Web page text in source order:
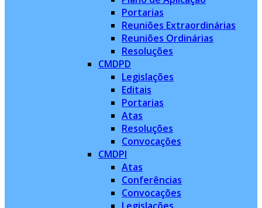
Portarias
Reuniões Extraordinárias
Reuniões Ordinárias
Resoluções
CMDPD
Legislações
Editais
Portarias
Atas
Resoluções
Convocações
CMDPI
Atas
Conferências
Convocações